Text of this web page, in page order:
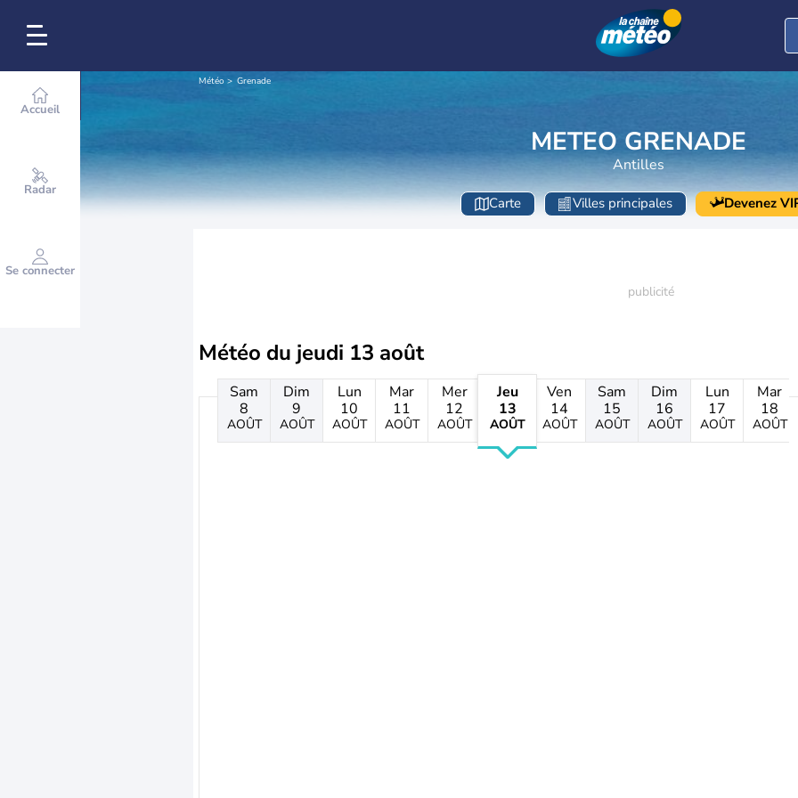
Accueil
Radar
Se connecter
Météo Grenade
METEO GRENADE
Antilles
Carte Villes principales Devenez
Météo du jeudi 13 août
Sam
8
AOÛT
Dim
9
AOÛT
Lun
10
AOÛT
Mar
11
AOÛT
Mer
12
AOÛT
Jeu
13
AOÛT
Ven
14
AOÛT
Sam
15
AOÛT
Dim
16
AOÛT
Lun
17
AOÛT
Mar
18
AOÛT